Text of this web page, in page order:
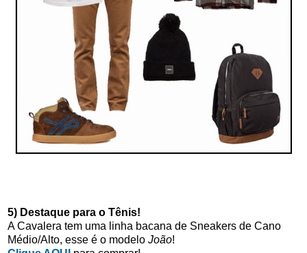
5) Destaque para o Tênis!
A Cavalera tem uma linha bacana de Sneakers de Cano
Médio/Alto, esse é o modelo João!